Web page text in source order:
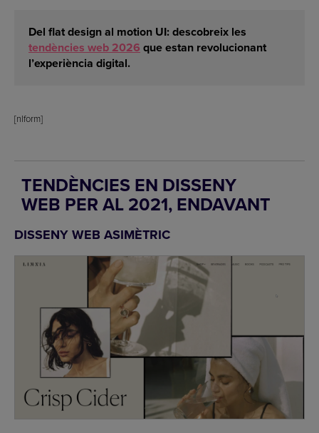
Del flat design al motion UI: descobreix les
tendències web 2026 que estan revolucionant
l’experiència digital.
[nlform]
TENDÈNCIES EN DISSENY
WEB PER AL 2021, ENDAVANT
DISSENY WEB ASIMÈTRIC